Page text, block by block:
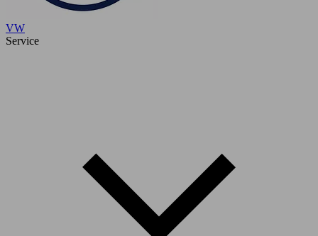
VW
Service